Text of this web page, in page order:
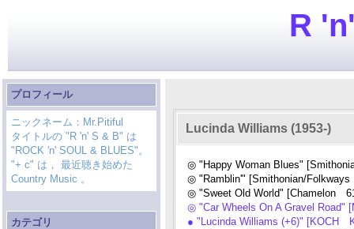
R
プロフィール
ニックネーム：Mr.Pitiful
タイトルの "R 'n' S & B" は
"ROCK 'n' SOUL & BLUES"。
"+ c" は， 最近聴き始めた
Country Music 。
カテゴリ
Lucinda Williams (1953-)
◎ "Happy Woman Blues"
◎ "Ramblin'" [Smithonian/
◎ "Sweet Old World" [Chamelon
◎ "Car Wheels On A Gravel Road"
● "Lucinda Williams (+6)" [KOCH